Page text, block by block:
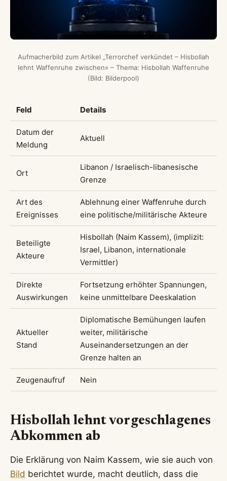
Aufmacherbild zum Artikel „Terrorchef verkündet – Hisbollah
lehnt Waffenruhe zwischen» – Thema: Hisbollah Waffenruhe
(Bild: Bilderpool)
Feld Details
Datum der
Meldung
Aktuell
Ort
Libanon / Israelisch-libanesische
Grenze
Art des
Ereignisses
Ablehnung einer Waffenruhe durch
eine politische/militärische Akteure
Beteiligte
Akteure
Hisbollah (Naim Kassem), (implizit:
Israel, Libanon, internationale
Vermittler)
Direkte
Auswirkungen
Fortsetzung erhöhter Spannungen,
keine unmittelbare Deeskalation
Aktueller
Stand
Diplomatische Bemühungen laufen
weiter, militärische
Auseinandersetzungen an der
Grenze halten an
Zeugenaufruf Nein
Hisbollah lehnt vorgeschlagenes
Abkommen ab
Die Erklärung von Naim Kassem, wie sie auch von
Bild berichtet wurde, macht deutlich, dass die